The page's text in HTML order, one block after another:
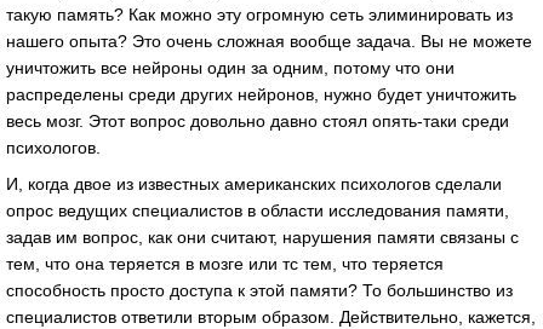
такую память? Как можно эту огромную сеть элиминировать из
нашего опыта? Это очень сложная вообще задача. Вы не можете
уничтожить все нейроны один за одним, потому что они
распределены среди других нейронов, нужно будет уничтожить
весь мозг. Этот вопрос довольно давно стоял опять-таки среди
психологов.
И, когда двое из известных американских психологов сделали
опрос ведущих специалистов в области исследования памяти,
задав им вопрос, как они считают, нарушения памяти связаны с
тем, что она теряется в мозге или тс тем, что теряется
способность просто доступа к этой памяти? То большинство из
специалистов ответили вторым образом. Действительно, кажется,